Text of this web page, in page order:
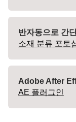
반자동으로 간
소재 분류 포토
Adobe After
AE 플러그인